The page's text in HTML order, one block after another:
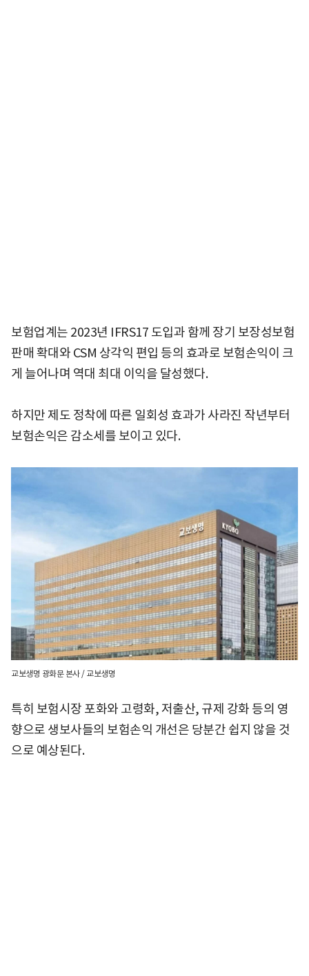
보험업계는 2023년 IFRS17 도입과 함께 장기 보장성보험
판매 확대와 CSM 상각익 편입 등의 효과로 보험손익이 크
게 늘어나며 역대 최대 이익을 달성했다.
하지만 제도 정착에 따른 일회성 효과가 사라진 작년부터
보험손익은 감소세를 보이고 있다.
교보생명 광화문 본사 / 교보생명
특히 보험시장 포화와 고령화, 저출산, 규제 강화 등의 영
향으로 생보사들의 보험손익 개선은 당분간 쉽지 않을 것
으로 예상된다.